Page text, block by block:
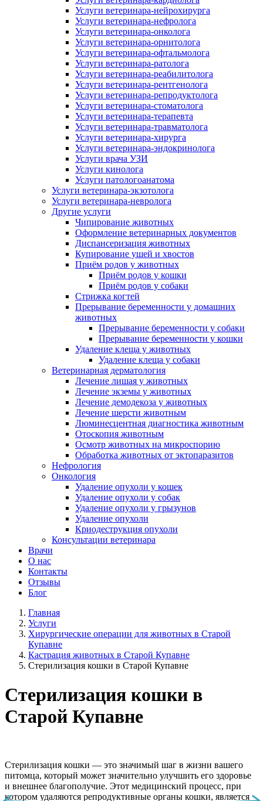
Услуги ветеринара-нейрохирурга
Услуги ветеринара-нефролога
Услуги ветеринара-онколога
Услуги ветеринара-орнитолога
Услуги ветеринара-офтальмолога
Услуги ветеринара-ратолога
Услуги ветеринара-реабилитолога
Услуги ветеринара-рентгенолога
Услуги ветеринара-репродуктолога
Услуги ветеринара-стоматолога
Услуги ветеринара-терапевта
Услуги ветеринара-травматолога
Услуги ветеринара-хирурга
Услуги ветеринара-эндокринолога
Услуги врача УЗИ
Услуги кинолога
Услуги патологоанатома
Услуги ветеринара-экзотолога
Услуги ветеринара-невролога
Другие услуги
Чипирование животных
Оформление ветеринарных документов
Диспансеризация животных
Купирование ушей и хвостов
Приём родов у животных
Приём родов у кошки
Приём родов у собаки
Стрижка когтей
Прерывание беременности у домашних
животных
Прерывание беременности у собаки
Прерывание беременности у кошки
Удаление клеща у животных
Удаление клеща у собаки
Ветеринарная дерматология
Лечение лишая у животных
Лечение экземы у животных
Лечение демодекоза у животных
Лечение шерсти животным
Люминесцентная диагностика животным
Отоскопия животным
Осмотр животных на микроспорию
Обработка животных от эктопаразитов
Нефрология
Онкология
Удаление опухоли у кошек
Удаление опухоли у собак
Удаление опухоли у грызунов
Удаление опухоли
Криодеструкция опухоли
Консультации ветеринара
Врачи
О нас
Контакты
Отзывы
Блог
Главная
Услуги
Хирургические операции для животных в Старой
Купавне
Кастрация животных в Старой Купавне
Стерилизация кошки в Старой Купавне
Стерилизация кошки в
Старой Купавне
Стерилизация кошки — это значимый шаг в жизни вашего
питомца, который может значительно улучшить его здоровье
и внешнее благополучие. Этот медицинский процесс, при
котором удаляются репродуктивные органы кошки, является